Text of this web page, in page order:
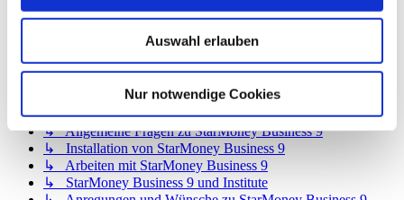
Auswahl erlauben
Nur notwendige Cookies
↳ StarMoney 12 Deluxe
↳ Installation von StarMoney 12 Deluxe
↳ Bedienung von StarMoney 12 Deluxe
↳ Anregungen und Wünsche zu StarMoney 12 Deluxe
↳ StarMoney Business 9
↳ Allgemeine Fragen zu StarMoney Business 9
↳ Installation von StarMoney Business 9
↳ Arbeiten mit StarMoney Business 9
↳ StarMoney Business 9 und Institute